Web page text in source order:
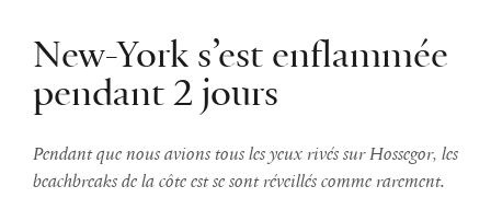
New-York s’est enflammée
pendant 2 jours
Pendant que nous avions tous les yeux rivés sur Hossegor, les
beachbreaks de la côte est se sont réveillés comme rarement.